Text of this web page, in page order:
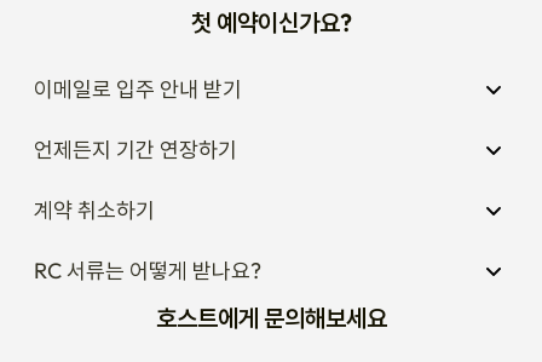
이메일로 입주 안내 받기
언제든지 기간 연장하기
계약 취소하기
RC 서류는 어떻게 받나요?
호스트에게 문의해보세요
계약 날짜를 바꾸고 싶으신가요?